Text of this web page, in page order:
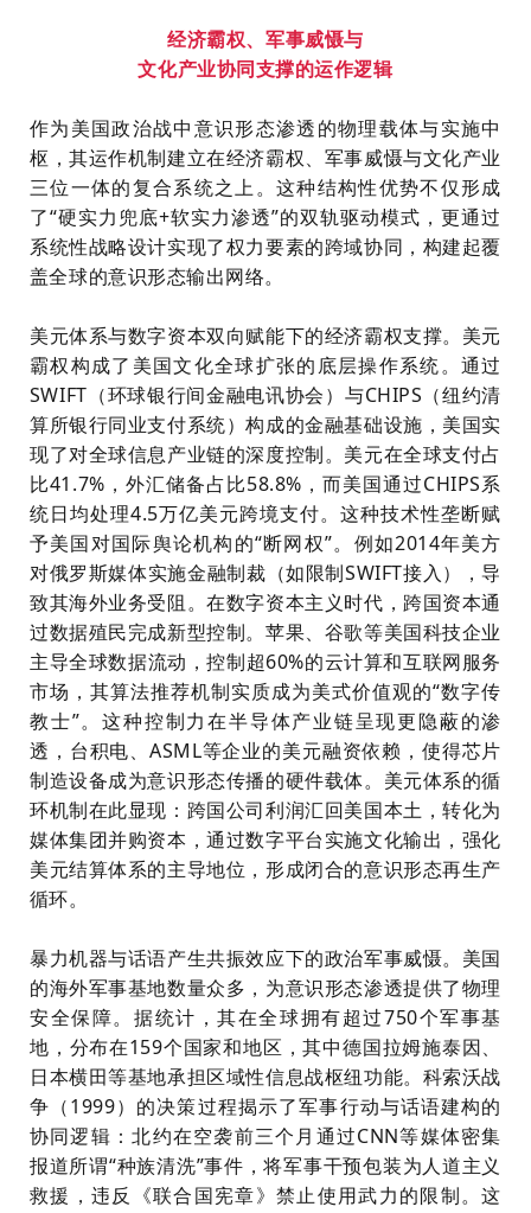
经济霸权、军事威慑与
文化产业协同支撑的运作逻辑
作为美国政治战中意识形态渗透的物理载体与实施中
枢，其运作机制建立在经济霸权、军事威慑与文化产业
三位一体的复合系统之上。这种结构性优势不仅形成
了“硬实力兜底+软实力渗透”的双轨驱动模式，更通过
系统性战略设计实现了权力要素的跨域协同，构建起覆
盖全球的意识形态输出网络。
美元体系与数字资本双向赋能下的经济霸权支撑。美元
霸权构成了美国文化全球扩张的底层操作系统。通过
SWIFT（环球银行间金融电讯协会）与CHIPS（纽约清
算所银行同业支付系统）构成的金融基础设施，美国实
现了对全球信息产业链的深度控制。美元在全球支付占
比41.7%，外汇储备占比58.8%，而美国通过CHIPS系
统日均处理4.5万亿美元跨境支付。这种技术性垄断赋
予美国对国际舆论机构的“断网权”。例如2014年美方
对俄罗斯媒体实施金融制裁（如限制SWIFT接入），导
致其海外业务受阻。在数字资本主义时代，跨国资本通
过数据殖民完成新型控制。苹果、谷歌等美国科技企业
主导全球数据流动，控制超60%的云计算和互联网服务
市场，其算法推荐机制实质成为美式价值观的“数字传
教士”。这种控制力在半导体产业链呈现更隐蔽的渗
透，台积电、ASML等企业的美元融资依赖，使得芯片
制造设备成为意识形态传播的硬件载体。美元体系的循
环机制在此显现：跨国公司利润汇回美国本土，转化为
媒体集团并购资本，通过数字平台实施文化输出，强化
美元结算体系的主导地位，形成闭合的意识形态再生产
循环。
暴力机器与话语产生共振效应下的政治军事威慑。美国
的海外军事基地数量众多，为意识形态渗透提供了物理
安全保障。据统计，其在全球拥有超过750个军事基
地，分布在159个国家和地区，其中德国拉姆施泰因、
日本横田等基地承担区域性信息战枢纽功能。科索沃战
争（1999）的决策过程揭示了军事行动与话语建构的
协同逻辑：北约在空袭前三个月通过CNN等媒体密集
报道所谓“种族清洗”事件，将军事干预包装为人道主义
救援，违反《联合国宪章》禁止使用武力的限制。这